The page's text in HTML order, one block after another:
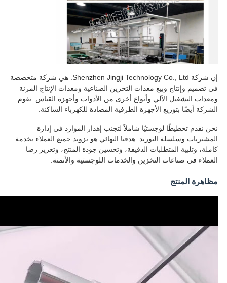
إن شركة Shenzhen Jingji Technology Co., Ltd. هي شركة متخصصة
في تصميم وإنتاج وبيع معدات التخزين الصناعية ومعدات الإنتاج المرنة
ومعدات التشغيل الآلي وأنواع أخرى من الأدوات وأجهزة القياس. تقوم
الشركة أيضًا بتوزيع الأجهزة الطرفية المضادة للكهرباء الساكنة.
نحن نقدم تخطيطًا لوجستيًا شاملاً لتجنب إهدار الموارد في إدارة
المشتريات وسلسلة التوريد. هدفنا النهائي هو تزويد جميع العملاء بخدمة
كاملة، وتلبية المتطلبات الدقيقة، وتحسين جودة المنتج، وتعزيز رضا
العملاء في صناعات التخزين والخدمات اللوجستية والأتمتة.
مظاهرة المنتج